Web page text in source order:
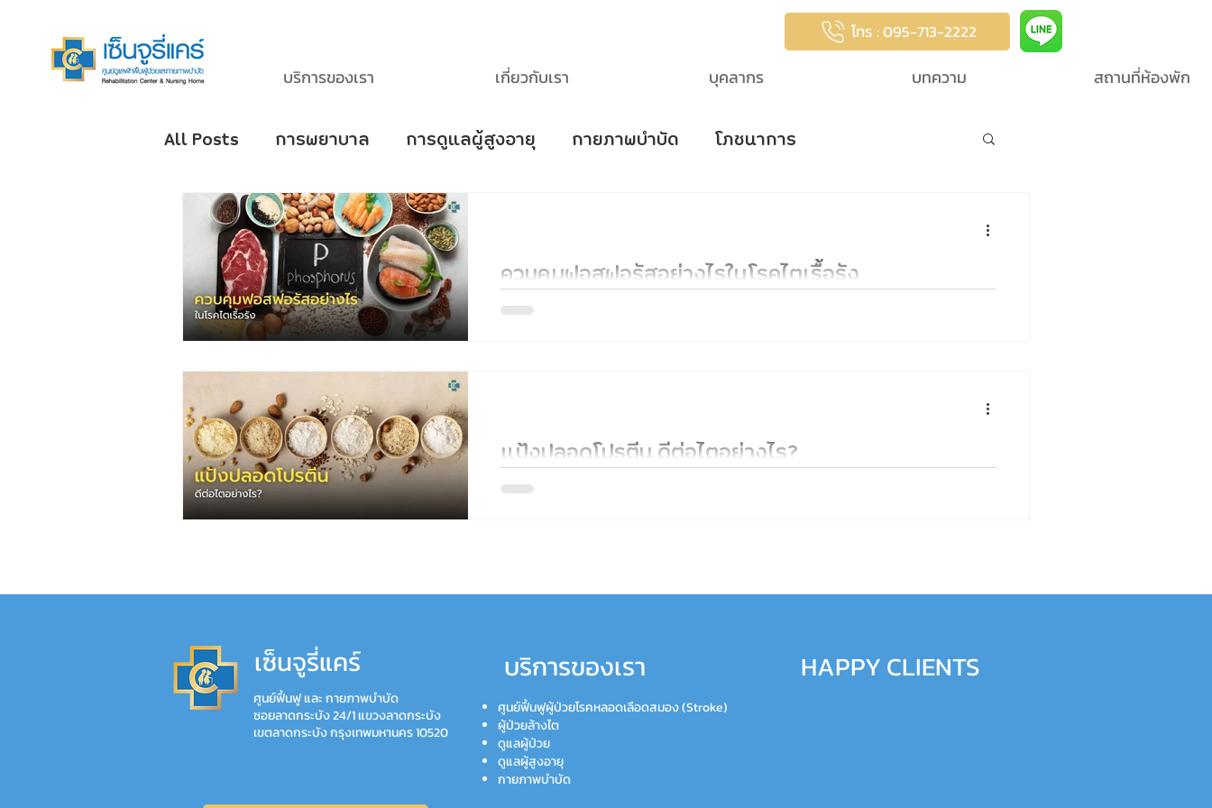
โทร : 095-713-2222
บริการของเรา เกี่ยวกับเรา บุคลากร บทความ สถานที่ห้องพัก
All Posts การพยาบาล การดูแลผู้สูงอายุ กายภาพบำบัด โภชนาการ
โรคหลอดเลือดสมอง Stroke ตรวจสอบการนอนหลับ
ควบคุมฟอสฟอรัสอย่างไรในโรคไตเรื้อรัง
ควบคุมฟอสฟอรัสในผู้ป่วยโรคไตเรื้อรังอย่างไร? รู้จักอันตรายของฟอสฟอรัสสูง วิธีเลือก
แป้งปลอดโปรตีน ดีต่อไตอย่างไร?
แป้งปลอดโปรตีนคืออะไร? ดีต่อผู้ป่วยโรคไตเรื้อรังอย่างไร? ช่วยลดภาระไต เพิ่มพลังงาน
เซ็นจูรี่แคร์ บริการของเรา
ศูนย์ฟื้นฟู และ กายภาพบำบัด
ซอยลาดกระบัง 24/1 แขวงลาดกระบัง
เขตลาดกระบัง กรุงเทพมหานคร 10520
ศูนย์ฟื้นฟูผู้ป่วยโรคหลอดเลือดสมอง (Stroke)
ผู้ป่วยล้างไต
ดูแลผู้ป่วย
ดูแลผู้สูงอายุ
กายภาพบำบัด
HAPPY CLIENTS